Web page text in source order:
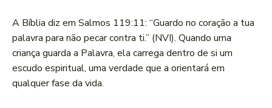
A Bíblia diz em Salmos 119:11: “Guardo no coração a tua
palavra para não pecar contra ti.” (NVI). Quando uma
criança guarda a Palavra, ela carrega dentro de si um
escudo espiritual, uma verdade que a orientará em
qualquer fase da vida.